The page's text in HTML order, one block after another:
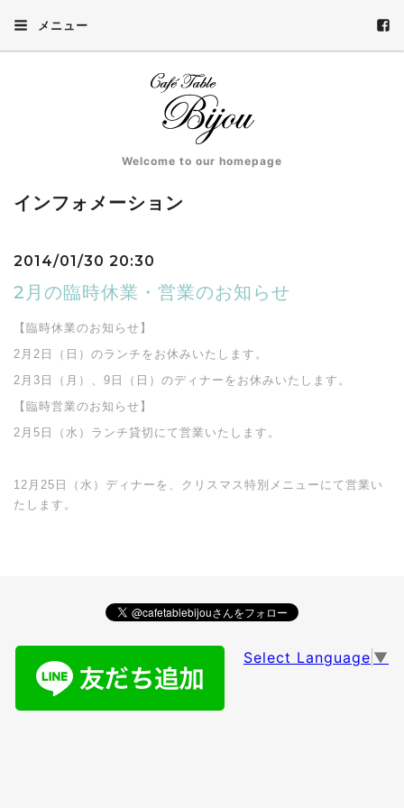
メニュー
Welcome to our homepage
インフォメーション
2014/01/30 20:30
2月の臨時休業・営業のお知らせ
【臨時休業のお知らせ】
2月2日（日）のランチをお休みいたします。
2月3日（月）、9日（日）のディナーをお休みいたします。
【臨時営業のお知らせ】
2月5日（水）ランチ貸切にて営業いたします。
12月25日（水）ディナーを、クリスマス特別メニューにて営業い
たします。
Select Language ▼